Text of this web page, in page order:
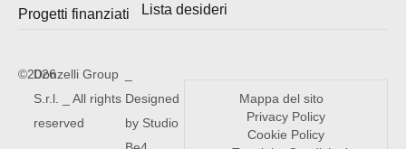
Progetti finanziati
Lista desideri
©2026
Donzelli Group
S.r.l. _ All rights
reserved
Designed
by Studio
Mappa del sito
Privacy Policy
Cookie Policy